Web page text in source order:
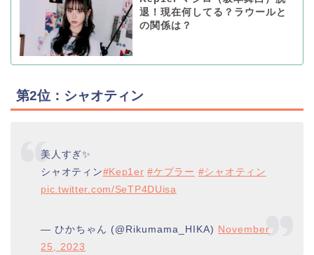
退！現在何してる？ラウールと
の関係は？
第2位：シャオティン
美人すぎ✨
シャオティン#Kep1er #ケプラー #シャオティン
pic.twitter.com/SeTP4DUisa
— ひかちゃん (@Rikumama_HIKA) November
25, 2023